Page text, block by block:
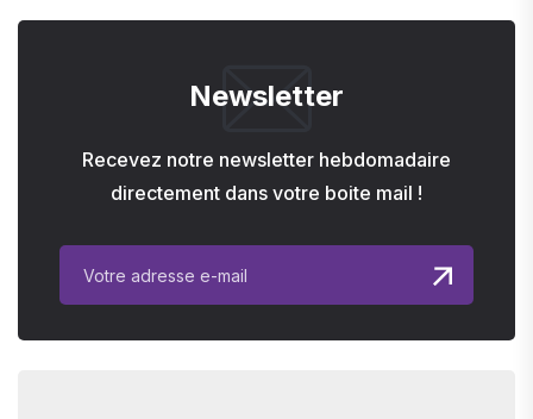
Newsletter
Recevez notre newsletter hebdomadaire
directement dans votre boite mail !